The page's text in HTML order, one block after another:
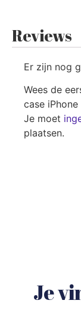
Reviews
Er zijn nog
Wees de
case
Je moet
plaatsen.
Je